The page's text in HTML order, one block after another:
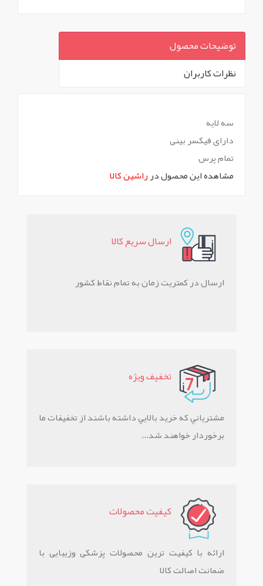
توضیحات محصول
نظرات کاربران
سه لایه
دارای فیکسر بینی
تمام پرس
مشاهده این محصول درراشین کالا
ارسال سريع کالا
ارسال در کمتریت زمان به تمام نقاط کشور
تخفيف ويژه
مشترياني که خريد بالايي داشته باشند از تخفيفات ما
برخوردار خواهند شد...
کيفيت محصولات
ارائه با کیفیت ترین محصولات پزشکی وزیبایی با
ضمانت اصالت کالا